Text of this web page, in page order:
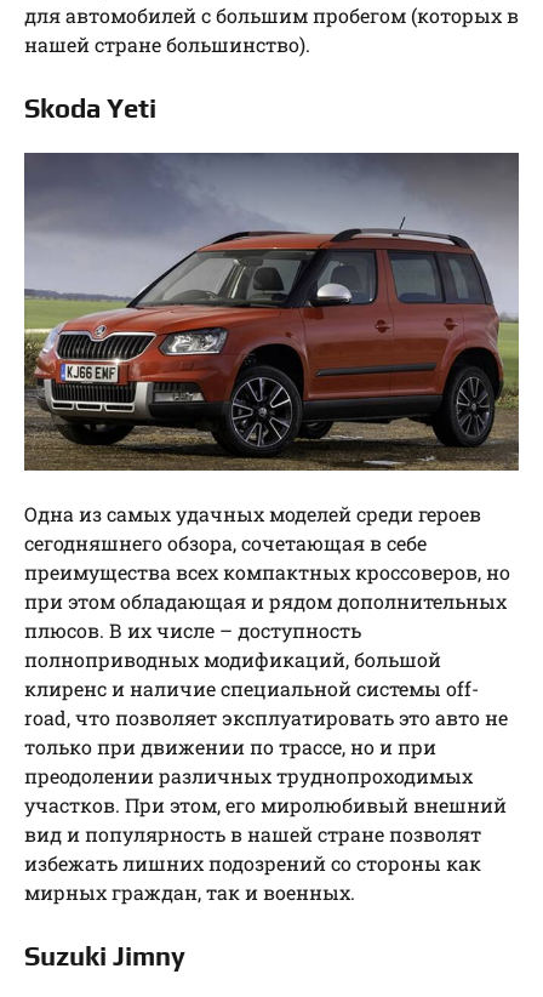
для автомобилей с большим пробегом (которых в
нашей стране большинство).
Skoda Yeti
Одна из самых удачных моделей среди героев
сегодняшнего обзора, сочетающая в себе
преимущества всех компактных кроссоверов, но
при этом обладающая и рядом дополнительных
плюсов. В их числе – доступность
полноприводных модификаций, большой
клиренс и наличие специальной системы off-
road, что позволяет эксплуатировать это авто не
только при движении по трассе, но и при
преодолении различных труднопроходимых
участков. При этом, его миролюбивый внешний
вид и популярность в нашей стране позволят
избежать лишних подозрений со стороны как
мирных граждан, так и военных.
Suzuki Jimny